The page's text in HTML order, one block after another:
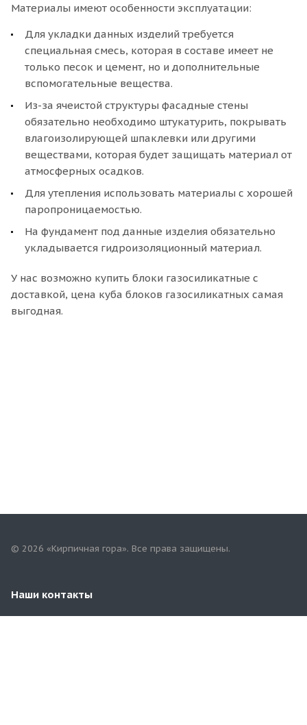
Материалы имеют особенности эксплуатации:
Для укладки данных изделий требуется
специальная смесь, которая в составе имеет не
только песок и цемент, но и дополнительные
вспомогательные вещества.
Из-за ячеистой структуры фасадные стены
обязательно необходимо штукатурить, покрывать
влагоизолирующей шпаклевки или другими
веществами, которая будет защищать материал от
атмосферных осадков.
Для утепления использовать материалы с хорошей
паропроницаемостью.
На фундамент под данные изделия обязательно
укладывается гидроизоляционный материал.
У нас возможно купить блоки газосиликатные с
доставкой, цена куба блоков газосиликатных самая
выгодная.
© 2026 «Кирпичная гора». Все права защищены.
Наши контакты
8(8422)98-53-55